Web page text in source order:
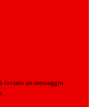
inviato un messaggio